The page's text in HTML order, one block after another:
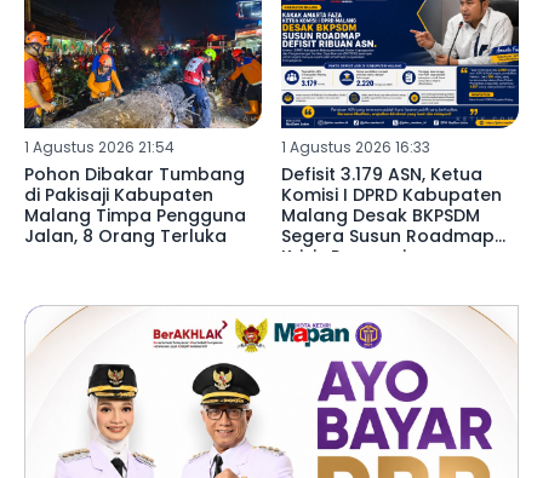
1 Agustus 2026 21:54
Pohon Dibakar Tumbang
di Pakisaji Kabupaten
Malang Timpa Pengguna
Jalan, 8 Orang Terluka
1 Agustus 2026 16:33
Defisit 3.179 ASN, Ketua
Komisi I DPRD Kabupaten
Malang Desak BKPSDM
Segera Susun Roadmap
Krisis Pegawai ‎